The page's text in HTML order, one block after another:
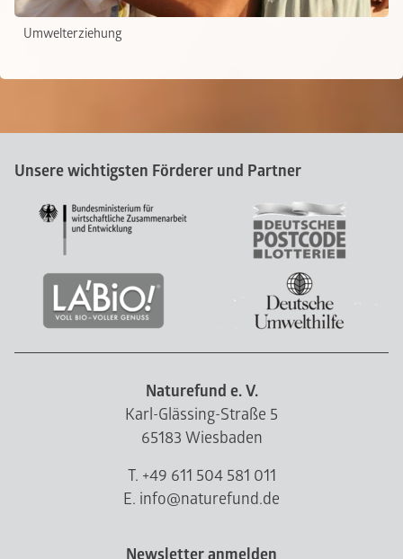
Umwelterziehung
Unsere wichtigsten Förderer und Partner
Naturefund e. V.
Karl-Glässing-Straße 5
65183 Wiesbaden
T. +49 611 504 581 011
E. info@naturefund.de
Newsletter anmelden